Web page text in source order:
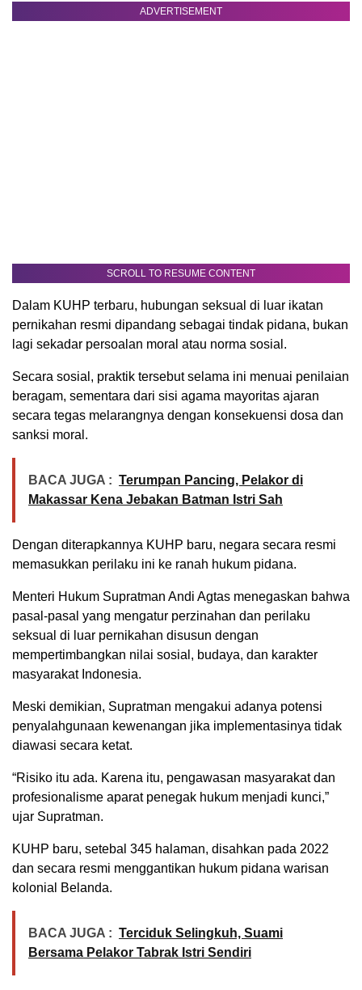
ADVERTISEMENT
SCROLL TO RESUME CONTENT
Dalam KUHP terbaru, hubungan seksual di luar ikatan
pernikahan resmi dipandang sebagai tindak pidana, bukan
lagi sekadar persoalan moral atau norma sosial.
Secara sosial, praktik tersebut selama ini menuai penilaian
beragam, sementara dari sisi agama mayoritas ajaran
secara tegas melarangnya dengan konsekuensi dosa dan
sanksi moral.
BACA JUGA : Terumpan Pancing, Pelakor di
Makassar Kena Jebakan Batman Istri Sah
Dengan diterapkannya KUHP baru, negara secara resmi
memasukkan perilaku ini ke ranah hukum pidana.
Menteri Hukum Supratman Andi Agtas menegaskan bahwa
pasal-pasal yang mengatur perzinahan dan perilaku
seksual di luar pernikahan disusun dengan
mempertimbangkan nilai sosial, budaya, dan karakter
masyarakat Indonesia.
Meski demikian, Supratman mengakui adanya potensi
penyalahgunaan kewenangan jika implementasinya tidak
diawasi secara ketat.
“Risiko itu ada. Karena itu, pengawasan masyarakat dan
profesionalisme aparat penegak hukum menjadi kunci,”
ujar Supratman.
KUHP baru, setebal 345 halaman, disahkan pada 2022
dan secara resmi menggantikan hukum pidana warisan
kolonial Belanda.
BACA JUGA : Terciduk Selingkuh, Suami
Bersama Pelakor Tabrak Istri Sendiri